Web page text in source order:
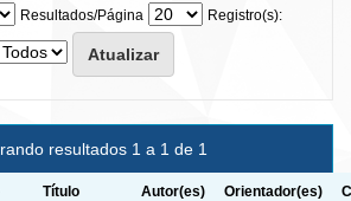
Resultados/Página
Registro(s):
resultados 1 a 1 de 1
Título Autor(es) Orientador(es)